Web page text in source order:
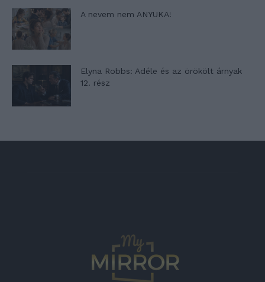
A nevem nem ANYUKA!
Elyna Robbs: Adéle és az örökölt árnyak
12. rész